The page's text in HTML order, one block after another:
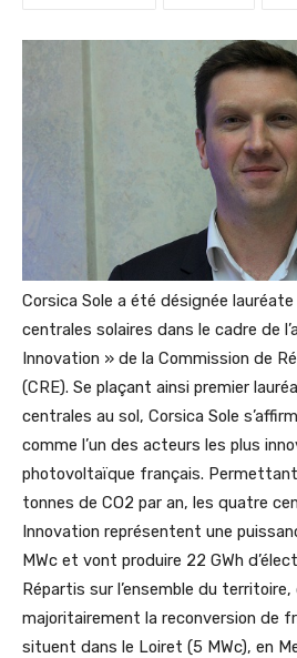
Corsica Sole a été désignée
centrales solaires dans le cadre de
Innovation » de la Commission de
(CRE). Se plaçant ainsi premier
centrales au sol, Corsica Sole
comme l’un des acteurs les plus
photovoltaïque français. Permettant
tonnes de CO2 par an, les quatre
Innovation représentent une
MWc et vont produire 22 GWh
Répartis sur l’ensemble du
majoritairement la reconversion de
situent dans le Loiret (5 MWc), en